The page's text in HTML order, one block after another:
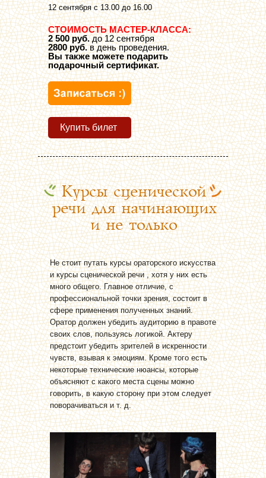
12 сентября с 13.00 до 16.00
СТОИМОСТЬ МАСТЕР-КЛАССА:
2 500 руб.до 12 сентября
2800 руб.в день проведения.
Вы также можете подарить
подарочный сертификат.
Купить билет
Курсы сценической
речи для начинающих
и не только
Не стоит путать курсы ораторского искусства
и курсы сценической речи , хотя у них есть
много общего. Главное отличие, с
профессиональной точки зрения, состоит в
сфере применения полученных знаний.
Оратор должен убедить аудиторию в правоте
своих слов, пользуясь логикой. Актеру
предстоит убедить зрителей в искренности
чувств, взывая к эмоциям. Кроме того есть
некоторые технические нюансы, которые
объясняют с какого места сцены можно
говорить, в какую сторону при этом следует
поворачиваться и т. д.